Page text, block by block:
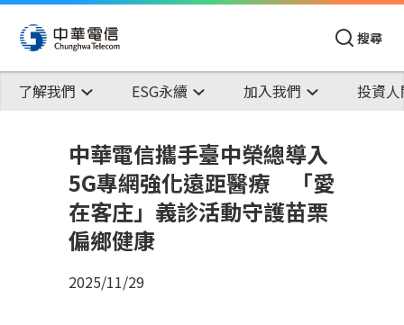
搜尋
了解我們 ESG永續 加入我們 投資
中華電信攜手臺中榮總導入
5G專網強化遠距醫療 「愛
在客庄」義診活動守護苗栗
偏鄉健康
2025/11/29